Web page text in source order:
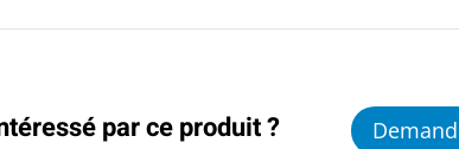
par ce produit ?